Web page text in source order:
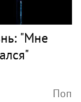
"Мне
Поп